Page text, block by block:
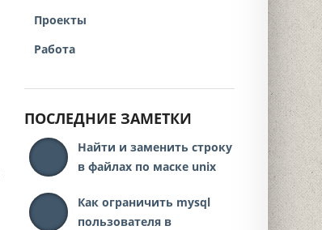
Проекты
Работа
ПОСЛЕДНИЕ ЗАМЕТКИ
Найти и заменить строку
в файлах по маске unix
Как ограничить mysql
пользователя в